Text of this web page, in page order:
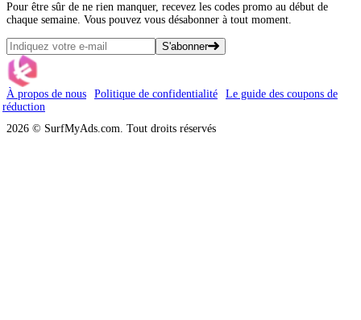
Pour être sûr de ne rien manquer, recevez les codes promo au début de
chaque semaine. Vous pouvez vous désabonner à tout moment.
S'abonner
À propos de nous Politique de confidentialité
Le guide des coupons de
réduction
2026 © SurfMyAds.com. Tout droits réservés